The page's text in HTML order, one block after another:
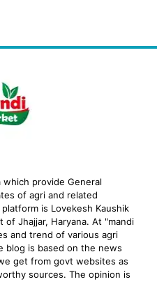
which provide General
of agri and related
is Lovekesh Kaushik
of Jhajjar, Haryana. At "mandi
and trend of various agri
blog is based on the news
get from govt websites as
sources. The opinion is